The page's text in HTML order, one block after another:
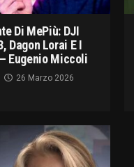
Di MePiù: DJI
Dagon Lorai E I
Eugenio Miccoli
26 Marzo 2026